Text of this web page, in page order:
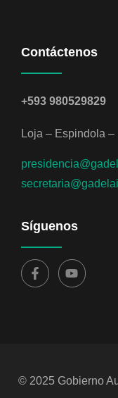
Contáctenos
+593 980529829
Loja – Espindola –
Síguenos
© 2025 Gobierno